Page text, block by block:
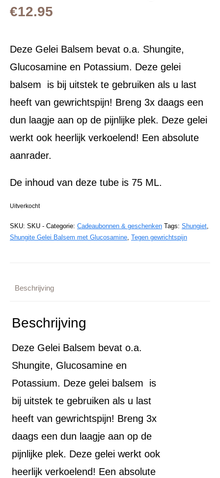
€12.95
Deze Gelei Balsem bevat o.a. Shungite,
Glucosamine en Potassium. Deze gelei
balsem is bij uitstek te gebruiken als u last
heeft van gewrichtspijn! Breng 3x daags een
dun laagje aan op de pijnlijke plek. Deze gelei
werkt ook heerlijk verkoelend! Een absolute
aanrader.
De inhoud van deze tube is 75 ML.
Uitverkocht
SKU: SKU - Categorie: Cadeaubonnen & geschenken Tags: Shungiet
Shungite Gelei Balsem met Glucosamine Tegen gewrichtspijn
Beschrijving
Beschrijving
Deze Gelei Balsem bevat o.a.
Shungite, Glucosamine en
Potassium. Deze gelei balsem is
bij uitstek te gebruiken als u last
heeft van gewrichtspijn! Breng 3x
daags een dun laagje aan op de
pijnlijke plek. Deze gelei werkt ook
heerlijk verkoelend! Een absolute